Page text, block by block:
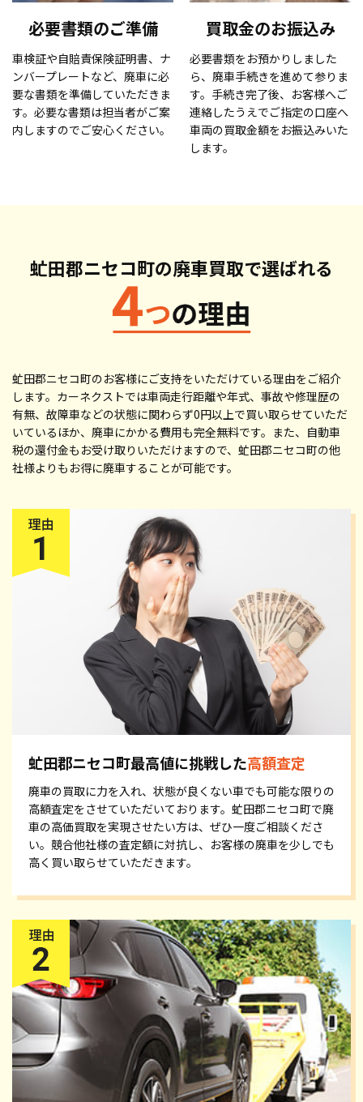
必要書類のご準備
車検証や自賠責保険証明書、ナ
ンバープレートなど、廃車に必
要な書類を準備していただきま
す。必要な書類は担当者がご案
内しますのでご安心ください。
買取金のお振込み
必要書類をお預かりしました
ら、廃車手続きを進めて参りま
す。手続き完了後、お客様へご
連絡したうえでご指定の口座へ
車両の買取金額をお振込みいた
します。
虻田郡ニセコ町の廃車買取で選ばれる
虻田郡ニセコ町のお客様にご支持をいただけている理由をご紹介
します。カーネクストでは車両走行距離や年式、事故や修理歴の
有無、故障車などの状態に関わらず0円以上で買い取らせていただ
いているほか、廃車にかかる費用も完全無料です。また、自動車
税の還付金もお受け取りいただけますので、虻田郡ニセコ町の他
社様よりもお得に廃車することが可能です。
虻田郡ニセコ町最高値に挑戦した高額査定
廃車の買取に力を入れ、状態が良くない車でも可能な限りの
高額査定をさせていただいております。虻田郡ニセコ町で廃
車の高価買取を実現させたい方は、ぜひ一度ご相談くださ
い。競合他社様の査定額に対抗し、お客様の廃車を少しでも
高く買い取らせていただきます。